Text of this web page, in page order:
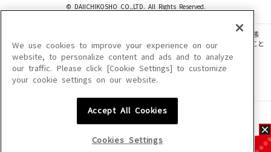
© DAIICHIKOSHO CO.,LTD. All Rights Reserved.
このサイトに掲載されている一切の文章・画像・写真・動画・音声等を、手段や形態
を問わず、著作権法の定める範囲を超えて無断で複製、転載、ファイル化などすること
を禁じます。
楽曲及びコンテンツは、機種によりご利用いただけない場合があります。
楽曲及びコンテンツの配信日、配信内容が変更になる場合があります。
We use cookies to improve your experience on our
website, to personalize content and ads and to analyze
our traffic. Please click [Cookie Settings] to customize
your cookie settings on our website.
Accept All Cookies
Cookies Settings